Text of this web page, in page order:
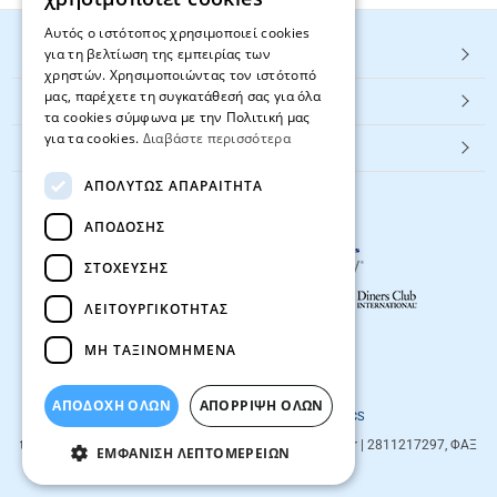
HOT ΚΑΤΗΓΟΡΙΕΣ
ΕΞΥΠΗΡΕΤΗΣΗ ΠΕΛΑΤΩΝ
Textbook.gr
© 2026 textbook.gr All rights reserved
Designed & developed by
NETMECHANICS
textbook.gr
| info@textbook.gr | 2811217297, ΦΑΞ
2810283273
Αυτός ο ιστότοπος χρησιμοποιεί cookies
για τη βελτίωση της εμπειρίας των
χρηστών. Χρησιμοποιώντας τον ιστότοπό
μας, παρέχετε τη συγκατάθεσή σας για όλα
τα cookies σύμφωνα με την Πολιτική μας
για τα cookies. Διαβάστε περισσότερα
ΑΠΟΛΎΤΩΣ ΑΠΑΡΑΊΤΗΤΑ
ΑΠΌΔΟΣΗΣ
ΣΤΌΧΕΥΣΗΣ
ΛΕΙΤΟΥΡΓΙΚΌΤΗΤΑΣ
ΜΗ ΤΑΞΙΝΟΜΗΜΈΝΑ
ΑΠΟΔΟΧΗ ΟΛΩΝ ΑΠΌΡΡΙΨΗ ΌΛΩΝ
ΕΜΦΆΝΙΣΗ ΛΕΠΤΟΜΕΡΕΙΏΝ